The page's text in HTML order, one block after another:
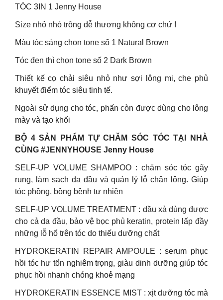
TÓC 3IN 1 Jenny House
Size nhỏ nhỏ trông dễ thương không cơ chứ !
Màu tóc sáng chọn tone số 1 Natural Brown
Tóc đen thì chọn tone số 2 Dark Brown
Thiết kế cọ chải siêu nhỏ như sợi lông mi, che phủ
khuyết điểm tóc siêu tinh tế.
Ngoài sử dụng cho tóc, phấn còn được dùng cho lông
mày và tạo khối
BỘ 4 SẢN PHẨM TỰ CHĂM SÓC TÓC TẠI NHÀ
CÙNG #JENNYHOUSE Jenny House
SELF-UP VOLUME SHAMPOO : chăm sóc tóc gãy
rụng, làm sạch da đầu và quản lý lỗ chân lông. Giúp
tóc phồng, bồng bềnh tự nhiên
SELF-UP VOLUME TREATMENT : dầu xả dùng được
cho cả da đầu, bảo vệ bọc phủ keratin, protein lấp đầy
những lỗ hổ trên tóc do thiếu dưỡng chất
HYDROKERATIN REPAIR AMPOULE : serum phục
hồi tóc hư tổn nghiêm trọng, giàu dinh dưỡng giúp tóc
phục hồi nhanh chóng khoẻ mạng
HYDROKERATIN ESSENCE MIST : xịt dưỡng tóc mà